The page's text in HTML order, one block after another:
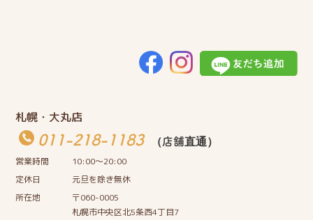
札幌・大丸店
011-218-1183
（店舗直通）
営業時間
10:00〜20:00
定休日
元旦を除き無休
所在地
〒060-0005
札幌市中央区北5条西4丁目7